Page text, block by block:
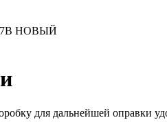
НОВЫЙ
для дальнейшей оправки